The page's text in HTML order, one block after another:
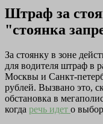
Штраф за
"стоянка
За стоянку в зоне
для водителя штраф в
Москвы и Санкт-
рублей. Вызвано это,
обстановка в
когда речь идет о